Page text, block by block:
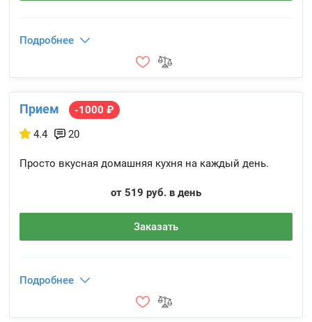
Подробнее
Прием
-1000 ₽
4.4
20
Просто вкусная домашняя кухня на каждый день.
от 519 руб. в день
Заказать
Подробнее